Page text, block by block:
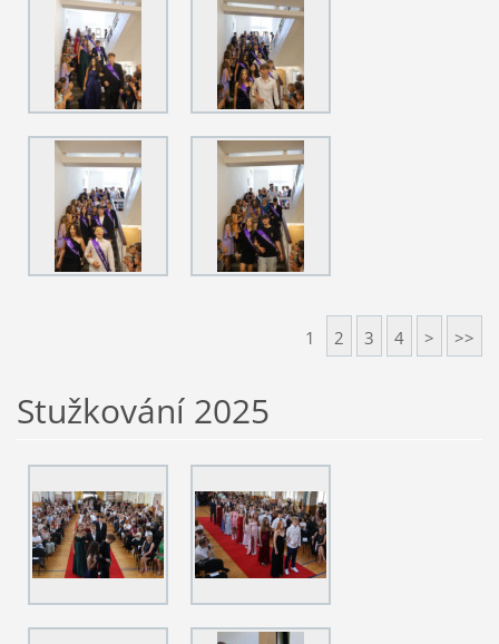
1 2 3 4 > >>
Stužkování 2025